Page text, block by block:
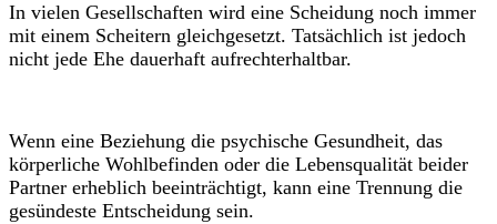
In vielen Gesellschaften wird eine Scheidung noch immer
mit einem Scheitern gleichgesetzt. Tatsächlich ist jedoch
nicht jede Ehe dauerhaft aufrechterhaltbar.
Wenn eine Beziehung die psychische Gesundheit, das
körperliche Wohlbefinden oder die Lebensqualität beider
Partner erheblich beeinträchtigt, kann eine Trennung die
gesündeste Entscheidung sein.